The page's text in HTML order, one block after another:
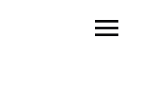
Liste